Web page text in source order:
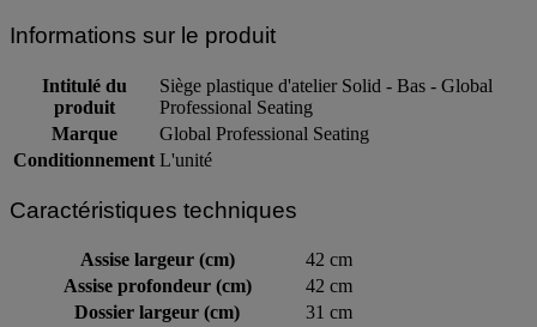
Informations sur le produit
Intitulé du
produit
Siège plastique d'atelier Solid - Bas - Global
Professional Seating
Marque
Global Professional Seating
Conditionnement L'unité
Caractéristiques techniques
Assise largeur (cm)
42 cm
Assise profondeur (cm)
42 cm
Dossier largeur (cm)
31 cm